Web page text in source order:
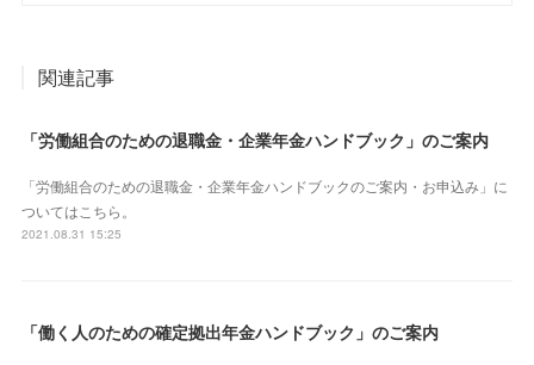
関連記事
「労働組合のための退職金・企業年金ハンドブック」のご案内
「労働組合のための退職金・企業年金ハンドブックのご案内・お申込み」に
ついてはこちら。
2021.08.31 15:25
「働く人のための確定拠出年金ハンドブック」のご案内